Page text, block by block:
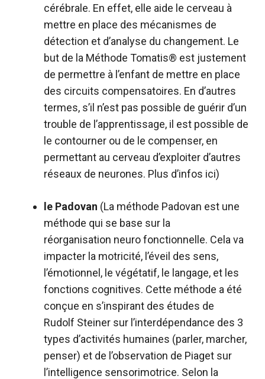
cérébrale. En effet, elle aide le cerveau à
mettre en place des mécanismes de
détection et d’analyse du changement. Le
but de la Méthode Tomatis® est justement
de permettre à l’enfant de mettre en place
des circuits compensatoires. En d’autres
termes, s’il n’est pas possible de guérir d’un
trouble de l’apprentissage, il est possible de
le contourner ou de le compenser, en
permettant au cerveau d’exploiter d’autres
réseaux de neurones. Plus d’infos ici)
le Padovan (La méthode Padovan est une
méthode qui se base sur la
réorganisation neuro fonctionnelle. Cela va
impacter la motricité, l’éveil des sens,
l’émotionnel, le végétatif, le langage, et les
fonctions cognitives. Cette méthode a été
conçue en s’inspirant des études de
Rudolf Steiner sur l’interdépendance des 3
types d’activités humaines (parler, marcher,
penser) et de l’observation de Piaget sur
l’intelligence sensorimotrice. Selon la